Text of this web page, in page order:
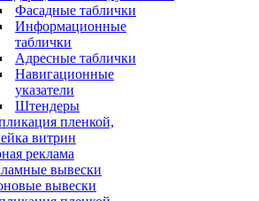
Фасадные таблички
Информационные
таблички
Адресные таблички
Навигационные
указатели
Штендеры
пленкой,
витрин
реклама
вывески
вывески